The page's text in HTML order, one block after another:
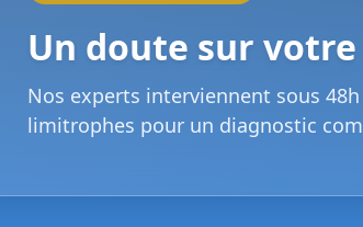
Un doute sur
Nos experts interviennent sous
limitrophes pour un diagnostic